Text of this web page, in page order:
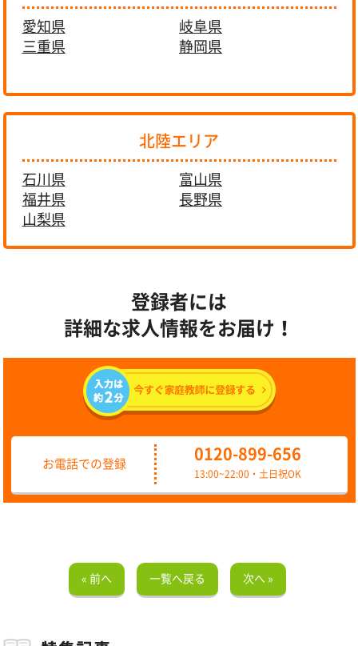
愛知県
岐阜県
三重県
静岡県
北陸エリア
石川県
富山県
福井県
長野県
山梨県
登録者には
詳細な求人情報をお届け！
お電話での登録
0120-899-656
13:00~22:00・土日祝OK
« 前へ 一覧へ戻る 次へ »